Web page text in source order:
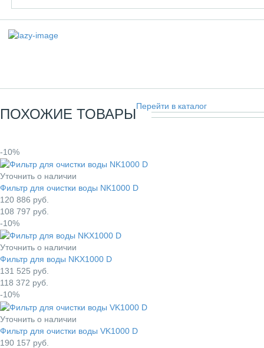
ПОХОЖИЕ ТОВАРЫПерейти в каталог
-10%
Уточнить о наличии
Фильтр для очистки воды NK1000 D
120 886 руб.
108 797 руб.
-10%
Уточнить о наличии
Фильтр для воды NKX1000 D
131 525 руб.
118 372 руб.
-10%
Уточнить о наличии
Фильтр для очистки воды VK1000 D
190 157 руб.